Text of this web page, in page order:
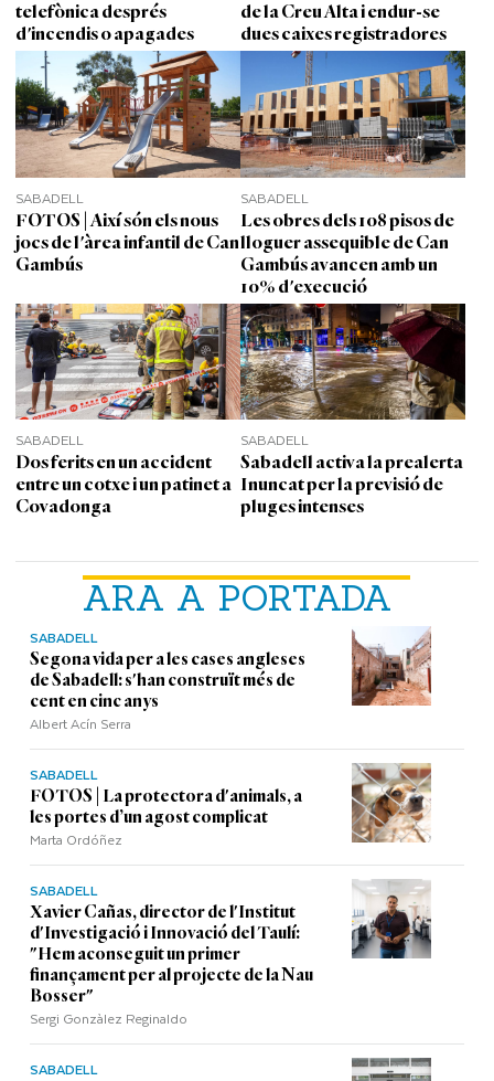
ARA A PORTADA
SABADELL
Segona vida per a les cases angleses
de Sabadell: s'han construït més de
cent en cinc anys
Albert Acín Serra
SABADELL
FOTOS | La protectora d'animals, a
les portes d’un agost complicat
Marta Ordóñez
SABADELL
Xavier Cañas, director de l'Institut
d'Investigació i Innovació del Taulí:
"Hem aconseguit un primer
finançament per al projecte de la Nau
Bosser"
Sergi Gonzàlez Reginaldo
SABADELL
telefònica després
d'incendis o apagades
de la Creu Alta i endur-se
dues caixes registradores
SABADELL
FOTOS | Així són els nous
jocs de l'àrea infantil de Can
Gambús
SABADELL
Les obres dels 108 pisos de
lloguer assequible de Can
Gambús avancen amb un
10% d'execució
SABADELL
Dos ferits en un accident
entre un cotxe i un patinet a
Covadonga
SABADELL
Sabadell activa la prealerta
Inuncat per la previsió de
pluges intenses